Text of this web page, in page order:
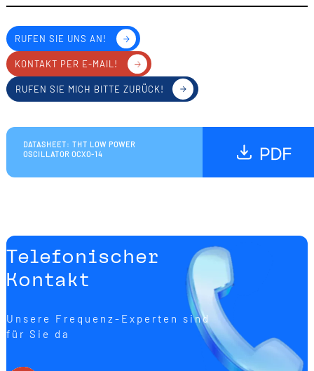
RUFEN SIE UNS AN!
KONTAKT PER E-MAIL!
RUFEN SIE MICH BITTE ZURÜCK!
DATASHEET: THT LOW POWER
OSCILLATOR OCXO-14
Telefonischer
Kontakt
Unsere Frequenz-Experten sind
für Sie da